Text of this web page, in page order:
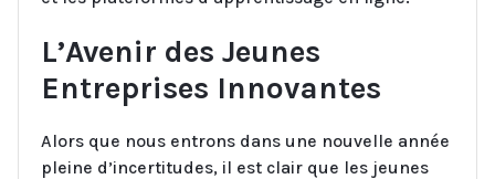
L’Avenir des Jeunes
Entreprises Innovantes
Alors que nous entrons dans une nouvelle année
pleine d’incertitudes, il est clair que les jeunes